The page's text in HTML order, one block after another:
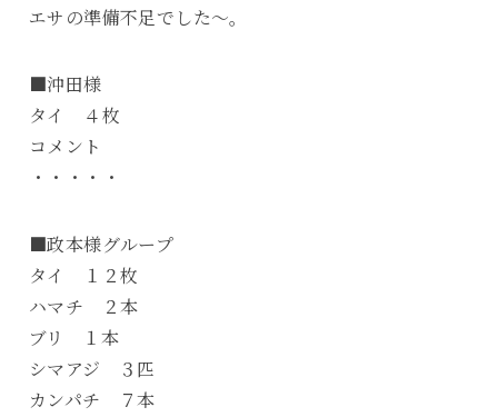
エサの準備不足でした～。
■沖田様
タイ ４枚
コメント
・・・・・
■政本様グループ
タイ １２枚
ハマチ ２本
ブリ １本
シマアジ ３匹
カンパチ ７本